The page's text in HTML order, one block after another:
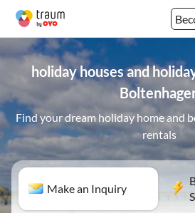
holiday houses and
Find your dream holiday home and
rentals
Make an Inquiry